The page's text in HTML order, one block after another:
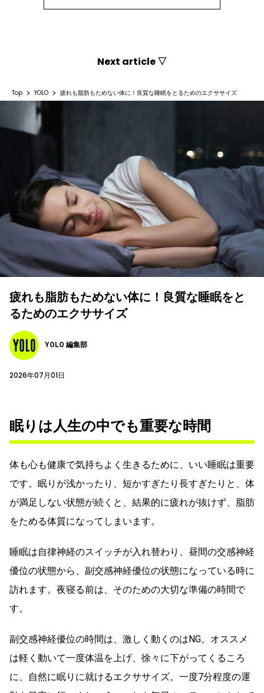
Next article ▽
Top YOLO 疲れも脂肪もためない体に！良質な睡眠をとるためのエクササイズ
疲れも脂肪もためない体に！良質な睡眠をと
るためのエクササイズ
YOLO 編集部
2026年07月01日
眠りは人生の中でも重要な時間
体も心も健康で気持ちよく生きるために、いい睡眠は重要
です。眠りが浅かったり、短かすぎたり長すぎたりと、体
が満足しない状態が続くと、結果的に疲れが抜けず、脂肪
をためる体質になってしまいます。
睡眠は自律神経のスイッチが入れ替わり、昼間の交感神経
優位の状態から、副交感神経優位の状態になっている時に
訪れます。夜寝る前は、そのための大切な準備の時間で
す。
副交感神経優位の時間は、激しく動くのはNG。オススメ
は軽く動いて一度体温を上げ、徐々に下がってくるころ
に、自然に眠りに就けるエクササイズ。一度7分程度の運